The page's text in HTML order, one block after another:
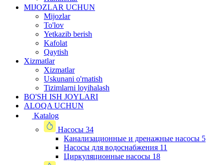
MIJOZLAR UCHUN
Mijozlar
To'lov
Yetkazib berish
Kafolat
Qaytish
Xizmatlar
Xizmatlar
Uskunani o'rnatish
Tizimlarni loyihalash
BO'SH ISH JOYLARI
ALOQA UCHUN
Katalog
Насосы 34
Канализационные и дренажные насосы 5
Насосы для водоснабжения 11
Циркуляционные насосы 18